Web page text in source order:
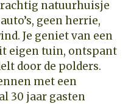
natuurhuisje
geen herrie,
Je geniet van een
eigen tuin, ontspant
door de polders.
met een
30 jaar gasten